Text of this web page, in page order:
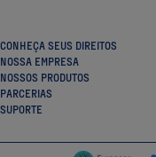
CONHEÇA SEUS DIREITOS
NOSSA EMPRESA
NOSSOS PRODUTOS
PARCERIAS
SUPORTE